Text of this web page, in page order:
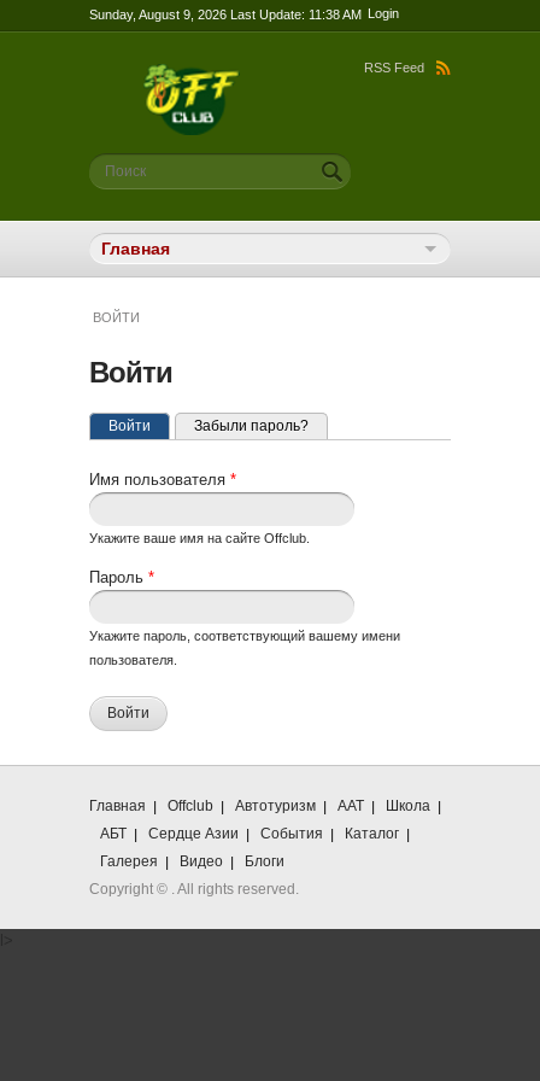
Sunday, August 9, 2026 Last Update: 11:38 AM Login
RSS Feed
Форма поиска
Поиск
ВОЙТИ
Войти
Главные вкладки
Войти (активная вкладка)
Забыли пароль?
Имя пользователя *
Укажите ваше имя на сайте Offclub.
Пароль *
Укажите пароль, соответствующий вашему имени
пользователя.
Главная Offclub Автотуризм ААТ
Школа
АБТ
Сердце Азии События
Каталог
Галерея
Видео
Блоги
Copyright © . All rights reserved.